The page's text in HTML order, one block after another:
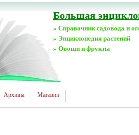
Большая
» Справочник садовода и
» Энциклопедия растений
» Овощи и фрукты
Архивы Магазин